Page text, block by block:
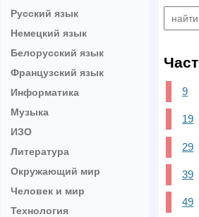
Русский язык
Немецкий язык
Белорусский язык
Французский язык
Информатика
Музыка
ИЗО
Литература
Окружающий мир
Человек и мир
Технология
9
19
29
39
49